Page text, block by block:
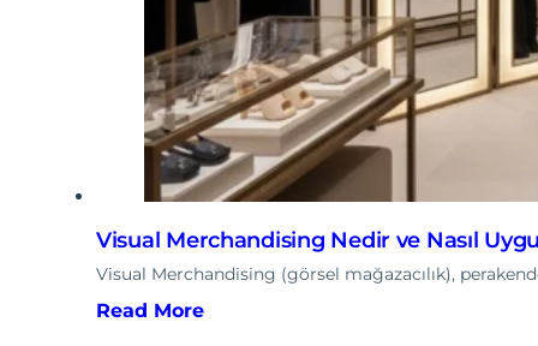
Visual Merchandising Nedir ve Nasıl
Visual Merchandising (görsel mağazacılık),
Read More